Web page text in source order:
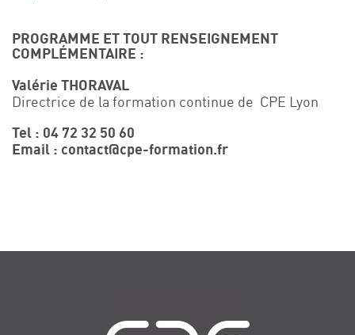
PROGRAMME ET TOUT RENSEIGNEMENT
COMPLÉMENTAIRE :
Valérie THORAVAL
Directrice de la formation continue de CPE Lyon
Tel : 04 72 32 50 60
Email : contact@cpe-formation.fr